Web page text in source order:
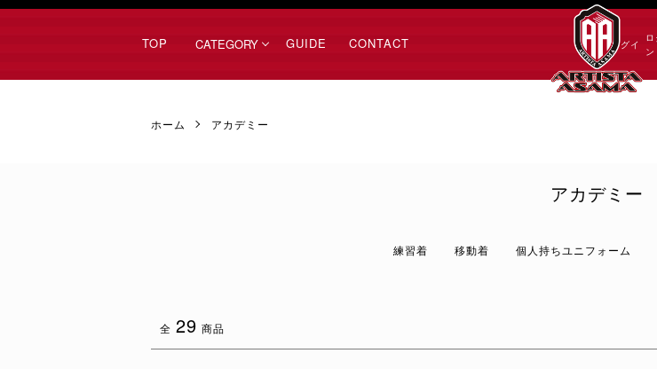
TOP CATEGORY GUIDE CONTACT
ン
ホーム アカデミー
アカデミー
練習着 移動着 個人持ちユニフォーム
全 29 商品